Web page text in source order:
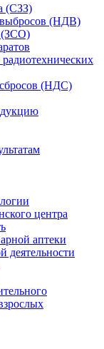
(СЗЗ)
(НДВ)
(ЗСО)
(НДС)
центра
аптеки
деятельности